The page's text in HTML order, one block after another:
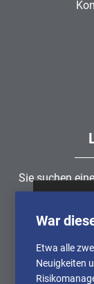
stetig
Sie suchen
rund um die
War
Etwa alle
Neuigkeiten